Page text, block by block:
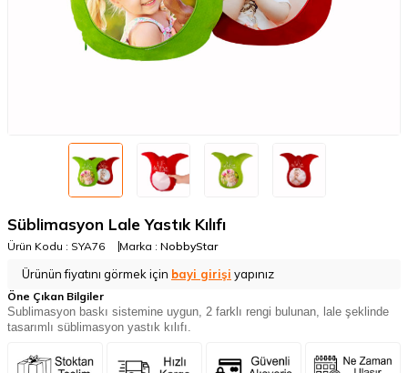
Süblimasyon Lale Yastık Kılıfı
Ürün Kodu : SYA76 Marka : NobbyStar
Ürünün fiyatını görmek için bayi girişi yapınız
Öne Çıkan Bilgiler
Sublimasyon baskı sistemine uygun, 2 farklı rengi bulunan, lale şeklinde
tasarımlı süblimasyon yastık kılıfı.